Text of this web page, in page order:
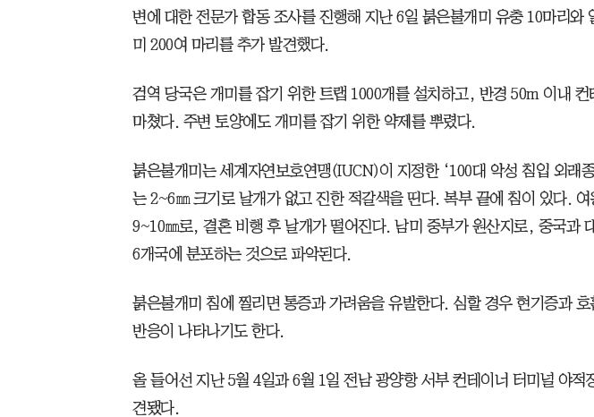
변에 대한 전문가 합동 조사를 진행해 지난 6일 붉은불개미 유충 10마리와
미 200여 마리를 추가 발견했다.
검역 당국은 개미를 잡기 위한 트랩 1000개를 설치하고, 반경 50m 이내 컨
마쳤다. 주변 토양에도 개미를 잡기 위한 약제를 뿌렸다.
붉은불개미는 세계자연보호연맹(IUCN)이 지정한 ‘100대 악성 침입 외래
는 2~6㎜ 크기로 날개가 없고 진한 적갈색을 띤다. 복부 끝에 침이 있다. 여
9~10㎜로, 결혼 비행 후 날개가 떨어진다. 남미 중부가 원산지로, 중국과
6개국에 분포하는 것으로 파악된다.
붉은불개미 침에 찔리면 통증과 가려움을 유발한다. 심할 경우 현기증과 호
반응이 나타나기도 한다.
올 들어선 지난 5월 4일과 6월 1일 전남 광양항 서부 컨테이너 터미널 야적
견됐다.